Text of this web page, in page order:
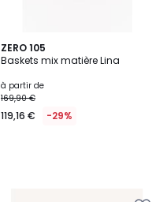
ZERO 105
Baskets mix matière Lina
à partir de
169,90 €
119,16 € -29%